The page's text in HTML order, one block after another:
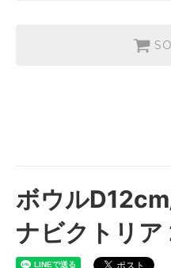
ボウル
ナビクトリア